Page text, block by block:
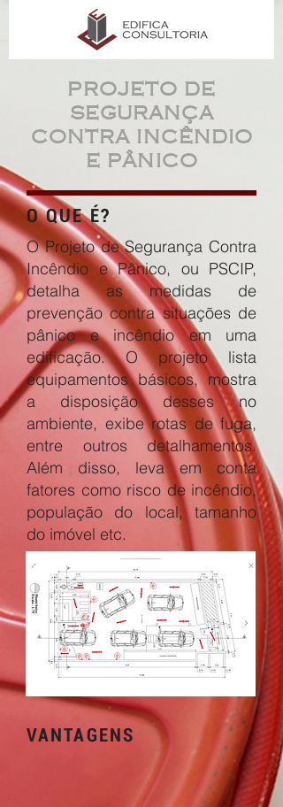
PROJETO DE
SEGURANÇA
CONTRA INCÊNDIO
E PÂNICO
O QUE É?
O Projeto de Segurança Contra
Incêndio e Pânico, ou PSCIP,
detalha as medidas de
prevenção contra situações de
pânico e incêndio em uma
edificação. O projeto lista
equipamentos básicos, mostra
a disposição desses no
ambiente, exibe rotas de fuga,
entre outros detalhamentos.
Além disso, leva em conta
fatores como risco de incêndio,
população do local, tamanho
do imóvel etc.
VANTAGENS